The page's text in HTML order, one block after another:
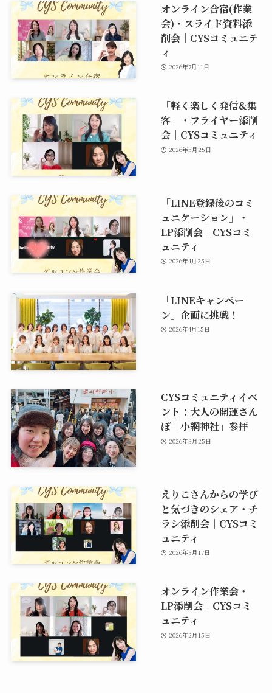
オンライン合宿(作業
会)・スライド資料添
削会｜CYSコミュニテ
ィ
2026年7月11日
「軽く楽しく発信&集
客」・フライヤー添削
会｜CYSコミュニティ
2026年5月25日
「LINE登録後のコミ
ュニケーション」・
LP添削会｜CYSコミ
ュニティ
2026年4月25日
「LINEキャンペー
ン」企画に挑戦！
2026年4月15日
CYSコミュニティイベ
ント：大人の開運さん
ぽ「小網神社」参拝
2026年3月25日
えりこさんからの学び
と気づきのシェア・チ
ラシ添削会｜CYSコミ
ュニティ
2026年3月17日
オンライン作業会・
LP添削会｜CYSコミ
ュニティ
2026年2月15日